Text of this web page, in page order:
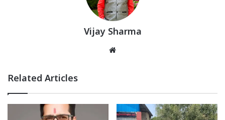
Vijay Sharma
Related Articles